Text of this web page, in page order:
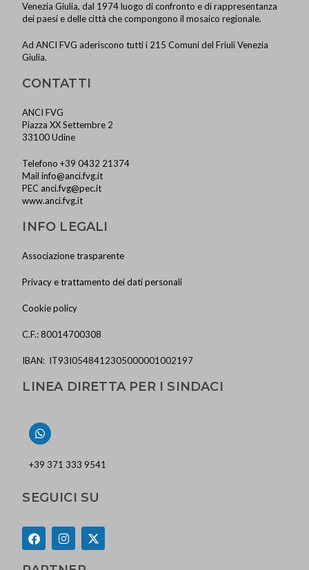
Venezia Giulia, dal 1974 luogo di confronto e di rappresentanza
dei paesi e delle città che compongono il mosaico regionale.
Ad ANCI FVG aderiscono tutti i 215 Comuni del Friuli Venezia
Giulia.
CONTATTI
ANCI FVG
Piazza XX Settembre 2
33100 Udine
Telefono +39 0432 21374
Mailinfo@anci.fvg.it
PEC anci.fvg@pec.it
www.anci.fvg.it
INFO LEGALI
Associazione trasparente
Privacy e trattamento dei dati personali
Cookie policy
C.F.: 80014700308
IBAN: IT93I0548412305000001002197
LINEA DIRETTA PER I SINDACI
+39 371 333 9541
SEGUICI SU